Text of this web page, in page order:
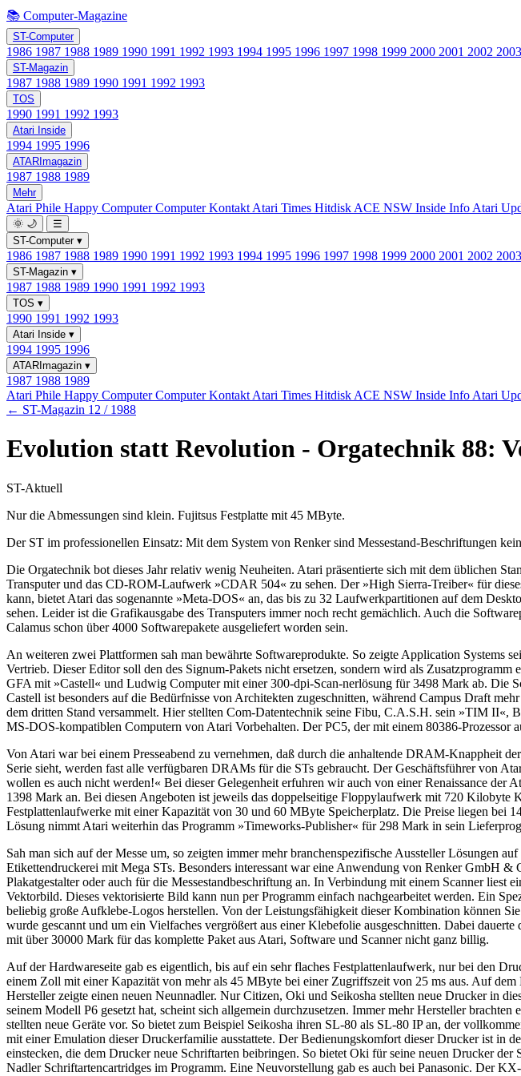
📚 Computer-Magazine
ST-Computer
1986 1987 1988 1989 1990 1991 1992 1993 1994 1995 1996 1997 1998 1999 2000 2001 2002 2003
ST-Magazin
1987 1988 1989 1990 1991 1992 1993
TOS
1990 1991 1992 1993
Atari Inside
1994 1995 1996
ATARImagazin
1987 1988 1989
Mehr
Atari Phile Happy ComputerComputer Kontakt Atari Times Hitdisk ACE NSW Inside Info Atari
🌞 🌙
☰
ST-Computer ▾
1986 1987 1988 1989 1990 1991 1992 1993 1994 1995 1996 1997 1998 1999 2000 2001 2002 2003
ST-Magazin ▾
1987 1988 1989 1990 1991 1992 1993
TOS ▾
1990 1991 1992 1993
Atari Inside ▾
1994 1995 1996
ATARImagazin ▾
1987 1988 1989
Atari Phile Happy ComputerComputer Kontakt Atari Times Hitdisk ACE NSW Inside Info Atari
← ST-Magazin 12 / 1988
Evolution statt Revolution - Orgatechnik 88:
ST-Aktuell
Nur die Abmessungen sind klein. Fujitsus Festplatte mit 45 MByte.
Der ST im professionellen Einsatz: Mit dem System von Renker sind Messestand-Beschriftungen
Die Orgatechnik bot dieses Jahr relativ wenig Neuheiten. Atari präsentierte sich mit dem üblichen
Transputer und das CD-ROM-Laufwerk »CDAR 504« zu sehen. Der »High Sierra-Treiber« für
kann, bietet Atari das sogenannte »Meta-DOS« an, das bis zu 32 Laufwerkpartitionen auf dem
sehen. Leider ist die Grafikausgabe des Transputers immer noch recht gemächlich. Auch die
Calamus schon über 4000 Softwarepakete ausgeliefert worden sein.
An weiteren zwei Plattformen sah man bewährte Softwareprodukte. So zeigte Application Systems
Vertrieb. Dieser Editor soll den des Signum-Pakets nicht ersetzen, sondern wird als
GFA mit »Castell« und Ludwig Computer mit einer 300-dpi-Scan-nerlösung für 3498 Mark ab. Die
Castell ist besonders auf die Bedürfnisse von Architekten zugeschnitten, während Campus Draft
dem dritten Stand versammelt. Hier stellten Com-Datentechnik seine Fibu, C.A.S.H. sein »TIM
MS-DOS-kompatiblen Computern von Atari Vorbehalten. Der PC5, der mit einem 80386-Prozessor
Von Atari war bei einem Presseabend zu vernehmen, daß durch die anhaltende DRAM-Knappheit
Serie sieht, werden fast alle verfügbaren DRAMs für die STs gebraucht. Der Geschäftsführer von
wollen es auch nicht werden!« Bei dieser Gelegenheit erfuhren wir auch von einer Renaissance
1398 Mark an. Bei diesen Angeboten ist jeweils das doppelseitige Floppylaufwerk mit 720
Festplattenlaufwerke mit einer Kapazität von 30 und 60 MByte Speicherplatz. Die Preise liegen
Lösung nimmt Atari weiterhin das Programm »Timeworks-Publisher« für 298 Mark in sein
Sah man sich auf der Messe um, so zeigten immer mehr branchenspezifische Aussteller Lösungen
Etikettendruckerei mit Mega STs. Besonders interessant war eine Anwendung von Renker GmbH
Plakatgestalter oder auch für die Messestandbeschriftung an. In Verbindung mit einem Scanner
Vektorbild. Dieses vektorisierte Bild kann nun per Programm einfach nachgearbeitet werden. Ein
beliebig große Aufklebe-Logos herstellen. Von der Leistungsfähigkeit dieser Kombination können
wurde gescannt und um ein Vielfaches vergrößert aus einer Klebefolie ausgeschnitten. Dabei
mit über 30000 Mark für das komplette Paket aus Atari, Software und Scanner nicht ganz billig.
Auf der Hardwareseite gab es eigentlich, bis auf ein sehr flaches Festplattenlaufwerk, nur bei den
einem Zoll mit einer Kapazität von mehr als 45 MByte bei einer Zugriffszeit von 25 ms aus. Auf
Hersteller zeigte einen neuen Neunnadler. Nur Citizen, Oki und Seikosha stellten neue Drucker in
seinem Modell P6 gesetzt hat, scheint sich allgemein durchzusetzen. Immer mehr Hersteller
stellten neue Geräte vor. So bietet zum Beispiel Seikosha ihren SL-80 als SL-80 IP an, der
mit einer Emulation dieser Druckerfamilie ausstattete. Der Bedienungskomfort dieser Drucker ist in
einstecken, die dem Drucker neue Schriftarten beibringen. So bietet Oki für seine neuen Drucker
Nadler Schriftartencartridges im Programm. Eine Neuvorstellung gab es auch bei Panasonic. Der